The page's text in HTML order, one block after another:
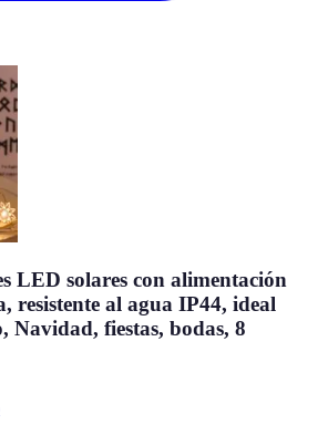
LED solares con alimentación
resistente al agua IP44, ideal
fiestas, bodas, 8